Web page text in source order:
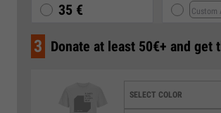
35 €
3 Donate at least 50€+ and get